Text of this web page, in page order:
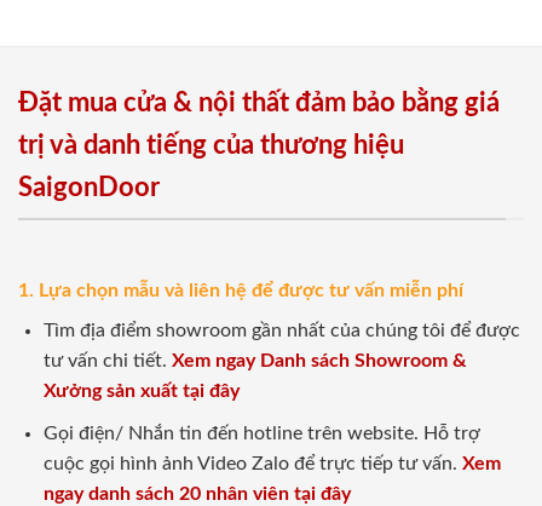
Đặt mua cửa & nội thất đảm bảo bằng giá
trị và danh tiếng của thương hiệu
SaigonDoor
1. Lựa chọn mẫu và liên hệ để được tư vấn miễn phí
Tìm địa điểm showroom gần nhất của chúng tôi để được
tư vấn chi tiết. Xem ngay Danh sách Showroom &
Xưởng sản xuất tại đây
Gọi điện/ Nhắn tin đến hotline trên website. Hỗ trợ
cuộc gọi hình ảnh Video Zalo để trực tiếp tư vấn. Xem
ngay danh sách 20 nhân viên tại đây